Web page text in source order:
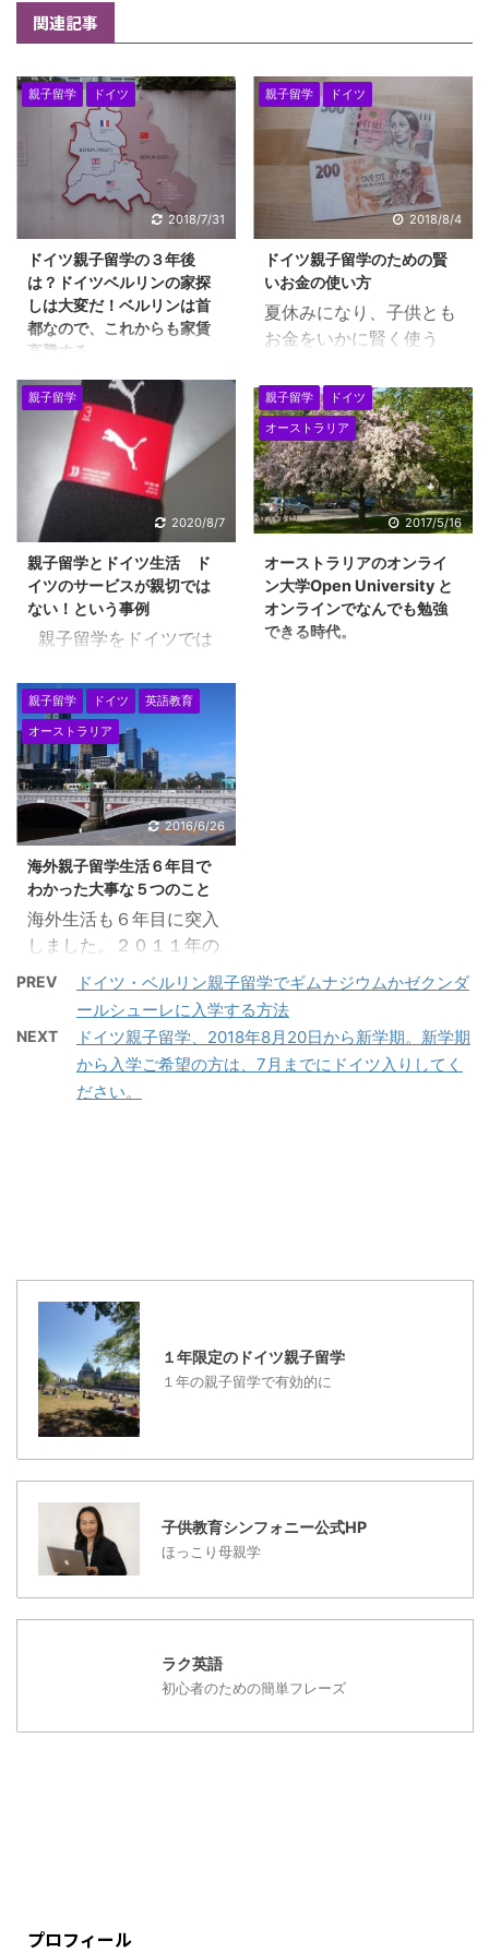
関連記事
親子留学 ドイツ
2018/7/31
ドイツ親子留学の３年後
は？ドイツベルリンの家探
しは大変だ！ベルリンは首
都なので、これからも家賃
高騰する。
ドイツ親子留学をして、
２年後、３年後の家探し
は、自力で選ぶとなる
と、非常に大変です。 ド
イツベルリンは家賃が高
騰していますので、２年
前よりさらに家賃も高く
なり、良い地域はやはり
人気がありますので、家
探しをするのが大変な状
態です。 なんといって
すので、そして、外国人
ということで、信用され
ない点が困難を助長して
いるのです。 私は、まず
は、自力でやってみよう
と、挑戦してみました。
息子もドイツの現地校に
通学して、ドイツの社会
に溶け込もうとしている
中で、親がのんきに家具
付の家に住んでいる場合
...
親子留学 ドイツ
2018/8/4
ドイツ親子留学のための賢
いお金の使い方
夏休みになり、子供とも
お金をいかに賢く使う
に対してどのような価値
観で接していけば良いの
か・・と話す機会も多い
です。 夏休みなので、息
子とこんなバトル
も・・・。こちら。 半世
ら思うに、お金というも
のは、使えばそれなりに
効果があり、 （やはり、
親子留学
2020/8/7
親子留学とドイツ生活 ド
イツのサービスが親切では
ない！という事例
親子留学をドイツでは
ていく・・ 良いことばか
りではありません。 特
に、ドイツのサービス
は、親切ではない・・と
も言われています。 どの
ように親切ではないの
か・・ 日本のように、丁
寧に教えてもらえないこ
とはあたりまえ・・ これ
は私の担当ではない・・
と放置されてしまいま
す。 ドイツでは、お客様
は神様ではないからなの
です。 でも、ドイツ人
の態度は実は正しいんで
すよ・・ 最後に書きまし
親子留学
ドイツ
オーストラリア
2017/5/16
オーストラリアのオンライ
ン大学Open University と
オンラインでなんでも勉強
できる時代。
を利用して進んでいく方
法もあるのではないでし
ょうか・・ 以前、オース
トラリアのオンライン大
学であるOpen
親子留学 ドイツ
英語教育
オーストラリア
2016/6/26
海外親子留学生活６年目で
わかった大事な５つのこと
海外生活も６年目に突入
しました。２０１１年の
ゴールデンウィーク過ぎ
に、アメリカのシアトル
から親子留学をはじめま
した。 まだ、小学校４
年生、１０歳になったば
かりでした。野球好きで
オーストラリアのケアン
ズで過ごしながら、親子
留学の形を決めていきま
した。オーストラリアで
は、３年間を過ごし、そ
して、現在ドイツの生活
も１年半くらいになりま
PREV
ドイツ・ベルリン親子留学でギムナジウムかゼクンダ
ールシューレに入学する方法
NEXT
ドイツ親子留学、2018年8月20日から新学期。新学期
から入学ご希望の方は、7月までにドイツ入りしてく
ださい。
１年限定のドイツ親子留学
１年の親子留学で有効的に
子供教育シンフォニー公式HP
ほっこり母親学
ラク英語
初心者のための簡単フレーズ
プロフィール